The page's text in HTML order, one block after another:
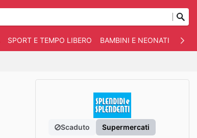
SPORT E TEMPO LIBERO BAMBINI E NEONATI
Scaduto Supermercati